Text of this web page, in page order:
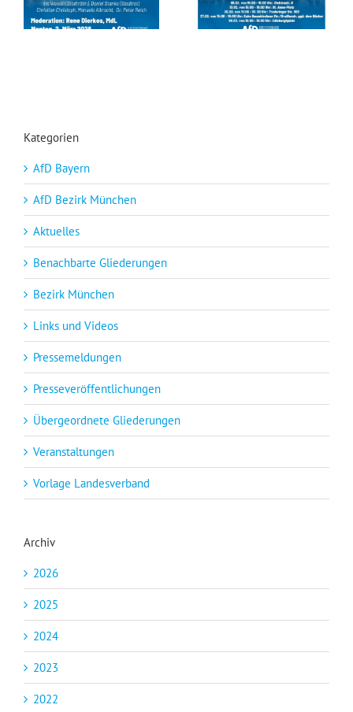
Kategorien
AfD Bayern
AfD Bezirk München
Aktuelles
Benachbarte Gliederungen
Bezirk München
Links und Videos
Pressemeldungen
Presseveröffentlichungen
Übergeordnete Gliederungen
Veranstaltungen
Vorlage Landesverband
Archiv
2026
2025
2024
2023
2022